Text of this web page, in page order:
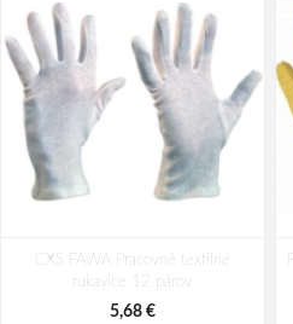
CXS FAWA Pracovné textilné
rukavice 12 párov
5,68 €